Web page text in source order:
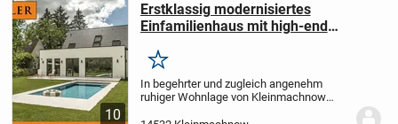
10
Erstklassig modernisiertes
Einfamilienhaus mit high-end
Merken
In begehrter und zugleich angenehm
ruhiger Wohnlage von Kleinmachnow